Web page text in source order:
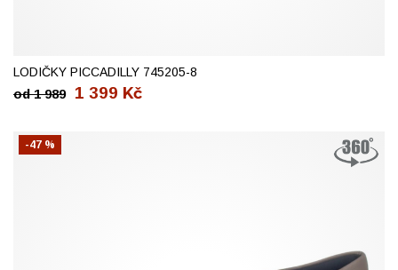
LODIČKY PICCADILLY 745205-8
1 399 Kč
od 1 989
-47 %